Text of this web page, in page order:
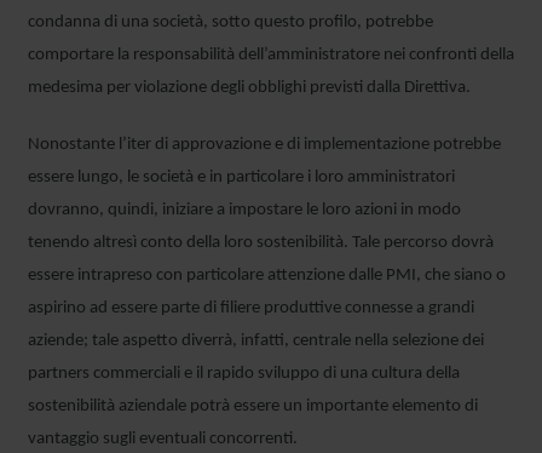
condanna di una società, sotto questo profilo, potrebbe
comportare la responsabilità dell’amministratore nei confronti della
medesima per violazione degli obblighi previsti dalla Direttiva.
Nonostante l’iter di approvazione e di implementazione potrebbe
essere lungo, le società e in particolare i loro amministratori
dovranno, quindi, iniziare a impostare le loro azioni in modo
tenendo altresì conto della loro sostenibilità. Tale percorso dovrà
essere intrapreso con particolare attenzione dalle PMI, che siano o
aspirino ad essere parte di filiere produttive connesse a grandi
aziende; tale aspetto diverrà, infatti, centrale nella selezione dei
partners commerciali e il rapido sviluppo di una cultura della
sostenibilità aziendale potrà essere un importante elemento di
vantaggio sugli eventuali concorrenti.